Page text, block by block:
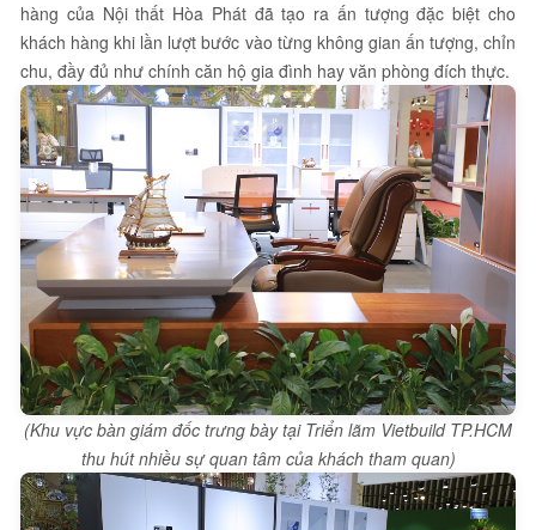
hàng của Nội thất Hòa Phát đã tạo ra ấn tượng đặc biệt cho
khách hàng khi lần lượt bước vào từng không gian ấn tượng, chỉn
chu, đầy đủ như chính căn hộ gia đình hay văn phòng đích thực.
(Khu vực bàn giám đốc trưng bày tại Triển lãm Vietbuild TP.HCM
thu hút nhiều sự quan tâm của khách tham quan)